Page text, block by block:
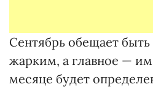
Сентябрь обещает
жарким, а главное —
месяце будет